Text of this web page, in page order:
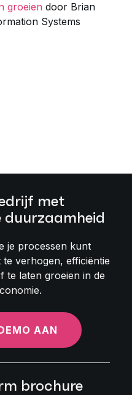
groeien door Brian
Systems
met
je processen kunt
verhogen, efficiëntie
te laten groeien in de
AAN
brochure